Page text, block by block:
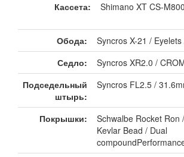
Кассета:
Shimano XT CS-
Обода:
Syncros X-21 / Eyelets
Седло:
Syncros XR2.0 /
Подседельный
штырь:
Syncros FL2.5 /
Покрышки:
Schwalbe Rocket Ron
Kevlar Bead / Dual